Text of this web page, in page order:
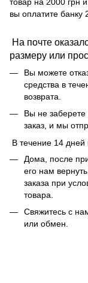
вы оплатите банку
На почте
размеру или
Вы можете
средства в
возврата.
Вы не
заказ, и мы
В течение 14 дней
Дома, после
его нам
заказа при
товара.
Свяжитесь с
или обмен.